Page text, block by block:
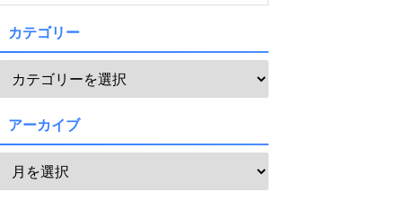
カテゴリー
アーカイブ